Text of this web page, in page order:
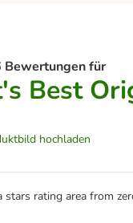
Bewertungen für
Best
hochladen
stars rating area from